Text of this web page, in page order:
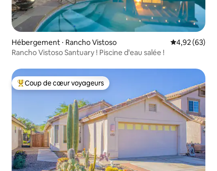
Hébergement ⋅ Rancho Vistoso Évaluation
4,92 (63)
Rancho Vistoso Santuary ! Piscine d'eau salée !
Coups de cœur voyageurs les plus appréciés
Coup de cœur voyageurs